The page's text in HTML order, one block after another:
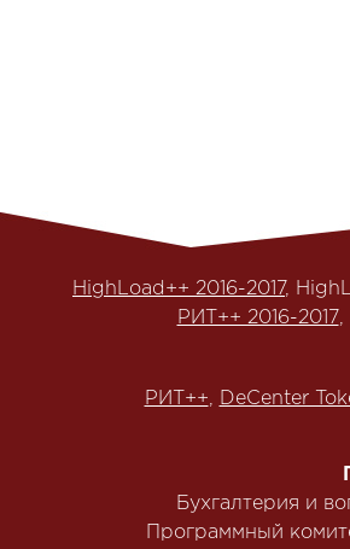
HighLoad++ 2016-2017,
РИТ++ 2016-2017,
РИТ++, DeCenter
Бухгалтерия и
Программный